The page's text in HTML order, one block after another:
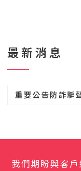
最新消息
重要公告防詐騙
我們期盼與客